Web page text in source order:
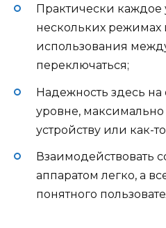
Практически каждое
нескольких режимах
использования
переключаться;
Надежность здесь
уровне,
устройству или как-
Взаимодействовать
аппаратом легко, а
понятного